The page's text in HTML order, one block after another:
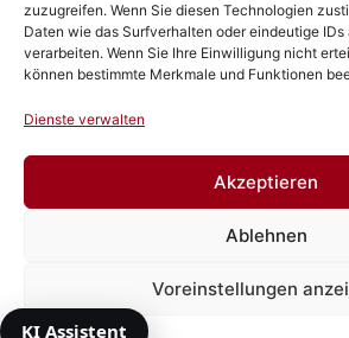
zuzugreifen. Wenn Sie diesen Technologien
Daten wie das Surfverhalten oder eindeutige IDs
verarbeiten. Wenn Sie Ihre Einwilligung nicht
können bestimmte Merkmale und Funktionen
Dienste verwalten
Akzeptieren
Ablehnen
Voreinstellungen
Impressum|Datenschutz|Cookie
& Widerrufsbelehrung
Vertrag widerrufen
© 2026 Autowacht Dresden
KI Assistent